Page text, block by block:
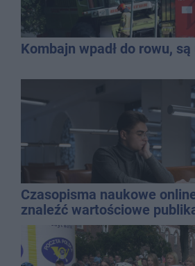
Kombajn wpadł do rowu,
Czasopisma naukowe
znaleźć wartościowe